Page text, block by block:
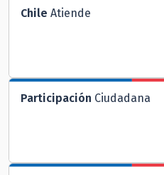
Chile Atiende
Participación Ciudadana